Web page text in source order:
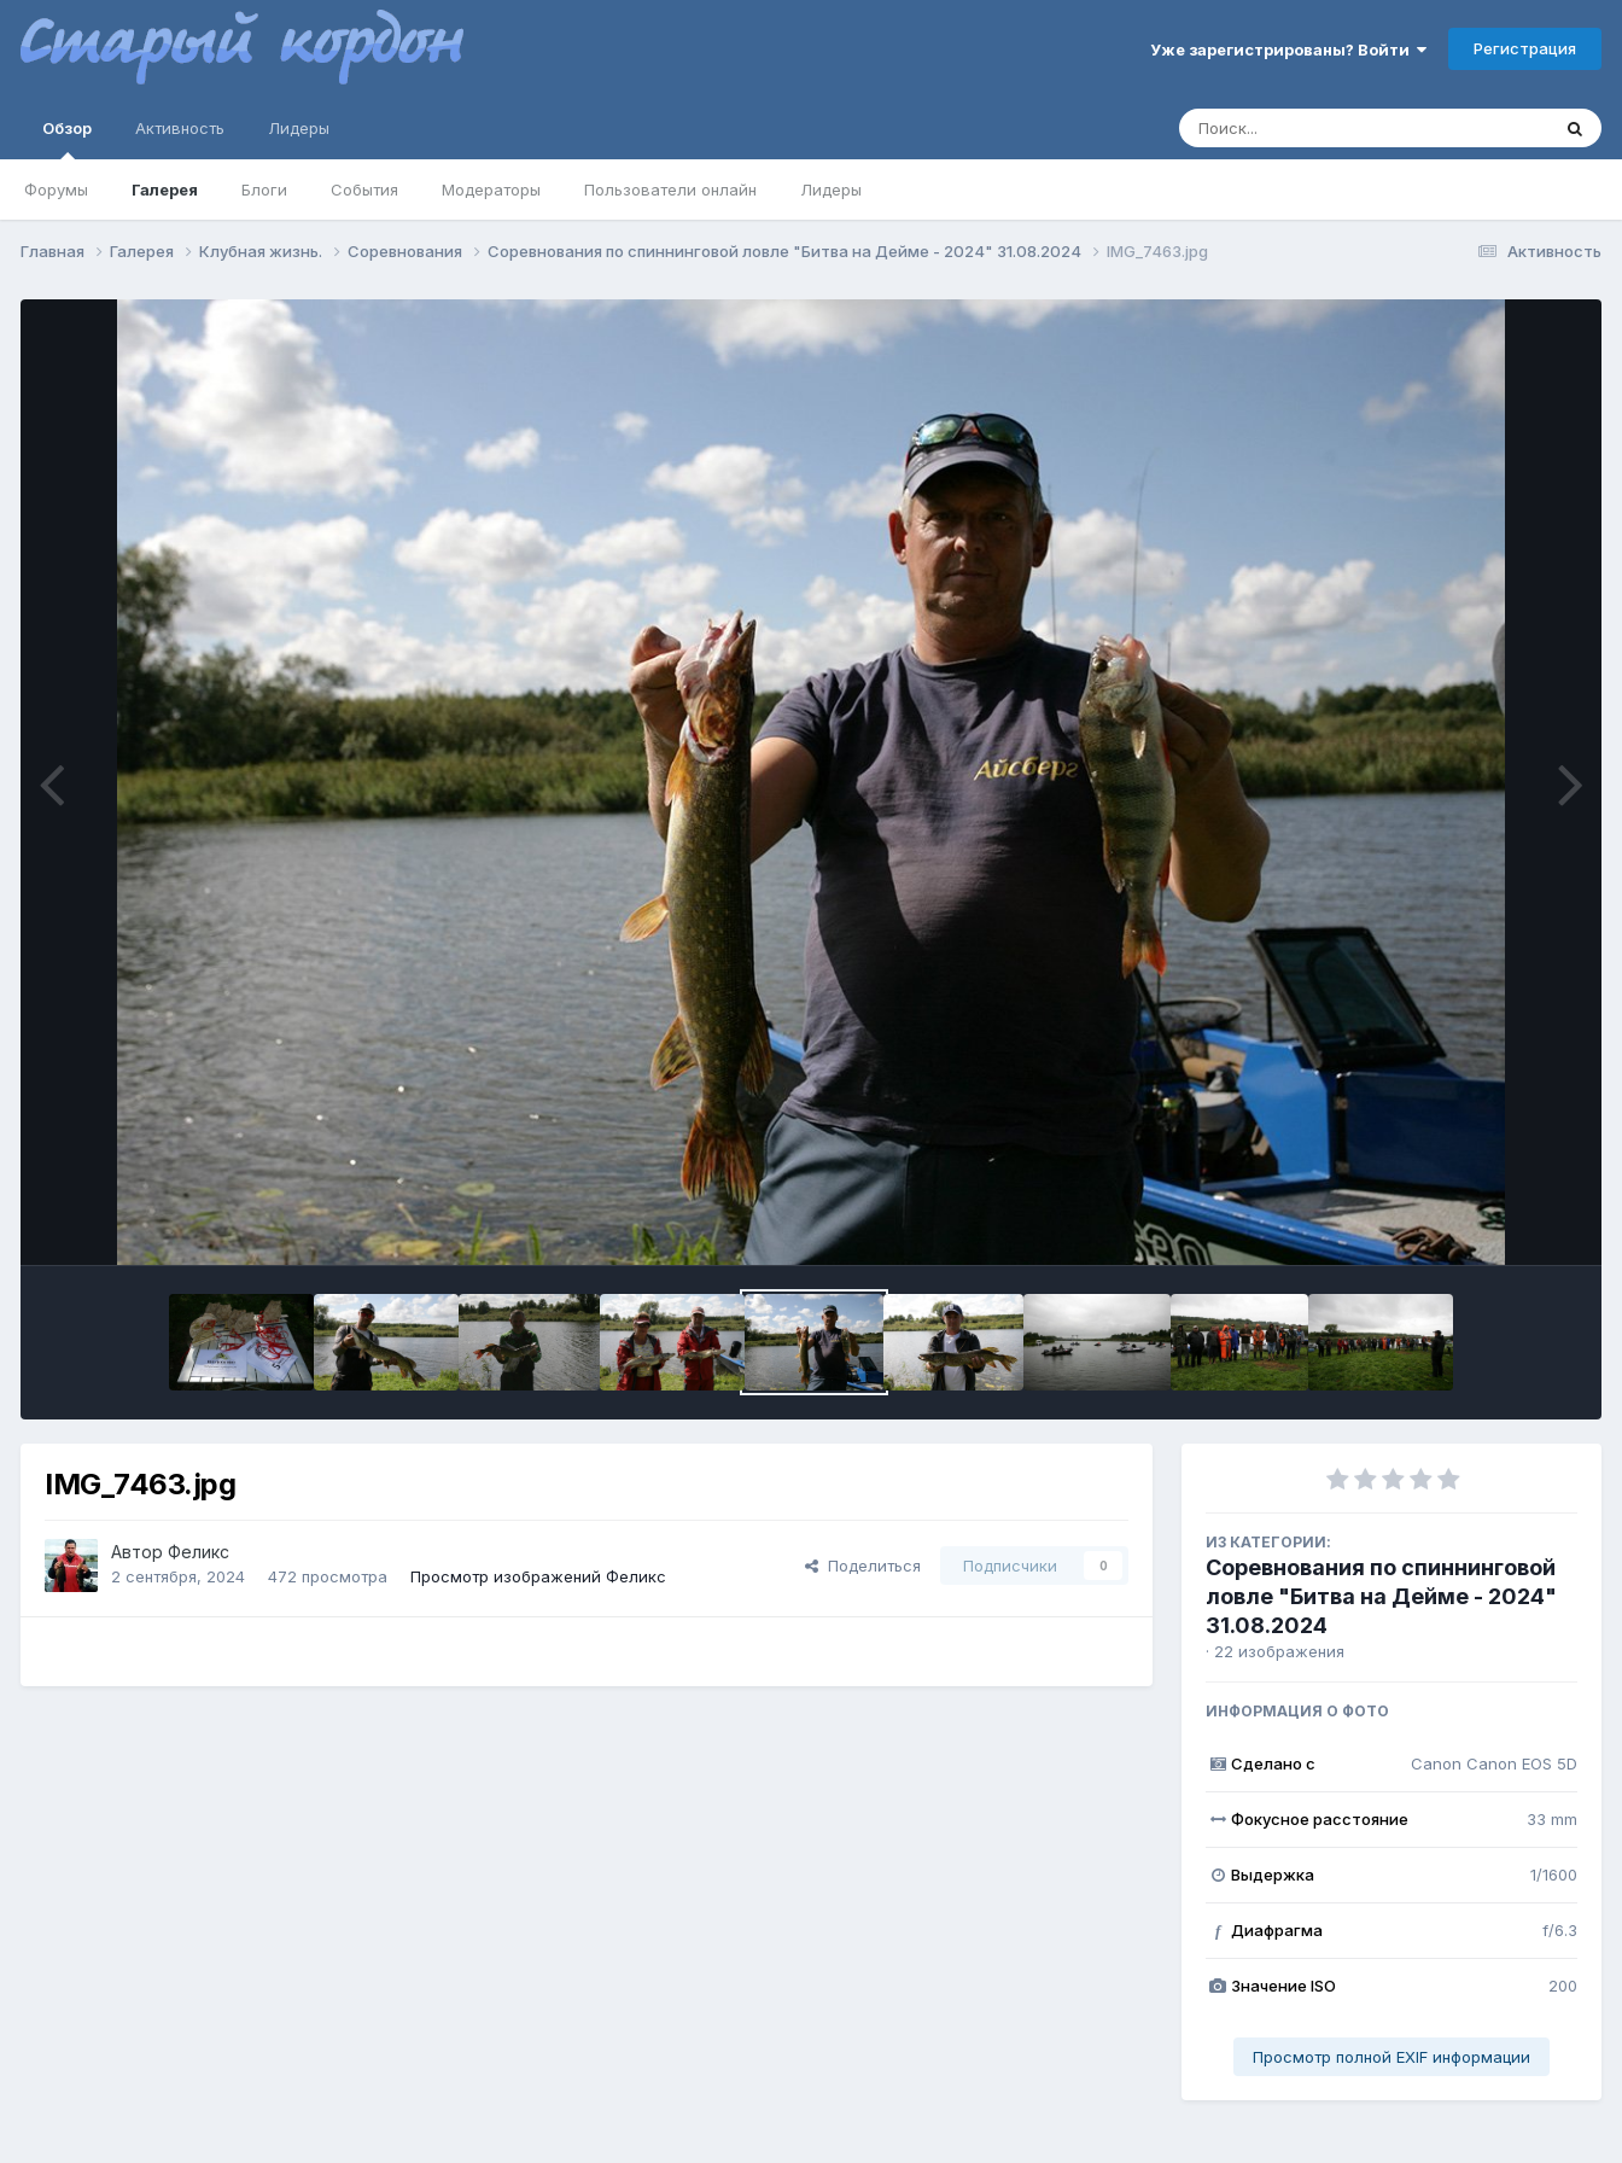
Уже зарегистрированы? Войти Регистрация
Обзор
Форумы Галерея Блоги События Модераторы Пользователи онлайн Лидеры
Активность Лидеры
Активность
Главная Галерея Клубная жизнь. Соревнования Соревнования по спиннинговой ловле "Битва на Дейме - 2024" 31.08.2024 IMG_7463.jpg
Инструменты
IMG_7463.jpg
Автор Феликс
2 сентября, 2024 472 просмотра Просмотр изображений Феликс
Поделиться Подписчики 0
ИЗ КАТЕГОРИИ:
Соревнования по спиннинговой
ловле "Битва на Дейме - 2024"
31.08.2024
· 22 изображения
ИНФОРМАЦИЯ О ФОТО
Сделано с Canon Canon EOS 5D
Фокусное расстояние 33 mm
Выдержка 1/1600
f Диафрагма f/6.3
Значение ISO 200
Просмотр полной EXIF информации